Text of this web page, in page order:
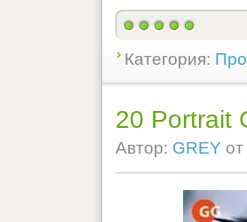
Категория:
20 Portrait
Автор: GREY от